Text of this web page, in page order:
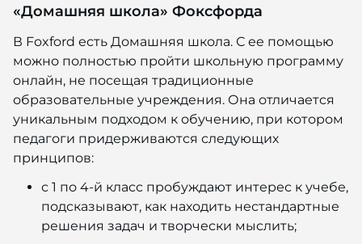
«Домашняя школа» Фоксфорда
В Foxford есть Домашняя школа. С ее помощью
можно полностью пройти школьную программу
онлайн, не посещая традиционные
образовательные учреждения. Она отличается
уникальным подходом к обучению, при котором
педагоги придерживаются следующих
принципов:
с 1 по 4-й класс пробуждают интерес к учебе,
подсказывают, как находить нестандартные
решения задач и творчески мыслить;